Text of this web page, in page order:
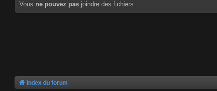
Vous ne pouvez pas joindre des fichiers
Index du forum